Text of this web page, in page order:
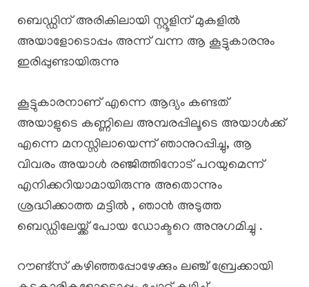
ബെഡ്ഡിന് അരികിലായി സ്റ്റൂളിന് മുകളിൽ
അയാളോടൊപ്പം അന്ന് വന്ന ആ കൂട്ടുകാരനും
ഇരിപ്പുണ്ടായിരുന്നു
കൂട്ടുകാരനാണ് എന്നെ ആദ്യം കണ്ടത്
അയാളുടെ കണ്ണിലെ അമ്പരപ്പിലൂടെ അയാൾക്ക്
എന്നെ മനസ്സിലായെന്ന് ഞാനുറപ്പിച്ചു, ആ
വിവരം അയാൾ രഞ്ജിത്തിനോട് പറയുമെന്ന്
എനിക്കറിയാമായിരുന്നു അതൊന്നും
ശ്രദ്ധിക്കാത്ത മട്ടിൽ , ഞാൻ അടുത്ത
ബെഡ്ഡിലേയ്ക്ക് പോയ ഡോക്ടറെ അനുഗമിച്ചു .
റൗണ്ട്സ് കഴിഞ്ഞപ്പോഴേക്കും ലഞ്ച് ബ്രേക്കായി